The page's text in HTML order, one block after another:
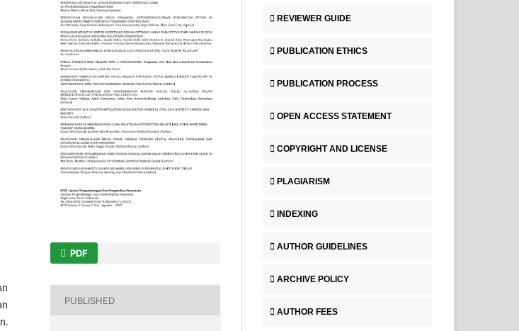
PDF
PUBLISHED
REVIEWER GUIDE
PUBLICATION ETHICS
PUBLICATION PROCESS
OPEN ACCESS STATEMENT
COPYRIGHT AND LICENSE
PLAGIARISM
INDEXING
AUTHOR GUIDELINES
ARCHIVE POLICY
AUTHOR FEES